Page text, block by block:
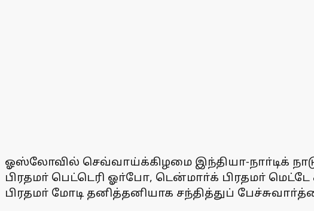
ஓஸ்லோவில் செவ்வாய்க்கிழமை இந்தியா-நாா்டிக்
பிரதமா் பெட்டெரி ஓா்போ, டென்மாா்க் பிரதமா்
பிரதமா் மோடி தனித்தனியாக சந்தித்துப்